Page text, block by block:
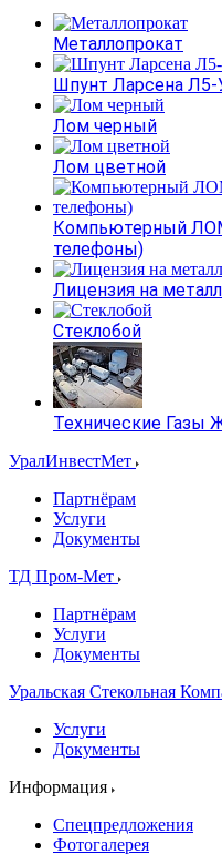
Металлопрокат
Шпунт Ларсена
Лом черный
Лом цветной
Компьютерный
телефоны)
Лицензия на
Стеклобой
Технические Газы
УралИнвестМет
Партнёрам
Услуги
Документы
ТД Пром-Мет
Партнёрам
Услуги
Документы
Уральская Стекольная
Услуги
Документы
Информация
Спецпредложения
Фотогалерея